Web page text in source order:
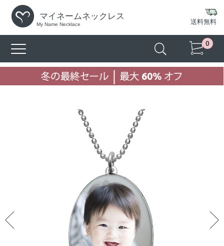
マイネームネックレス
My Name Necklace 送料無料
0